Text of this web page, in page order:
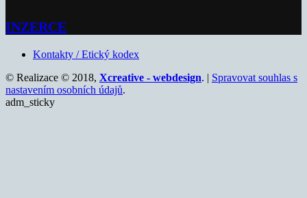
INZERCE
Kontakty / Etický kodex
© Realizace © 2018, Xcreative - webdesign. | Spravovat souhlas s
nastavením osobních údajů.
adm_sticky